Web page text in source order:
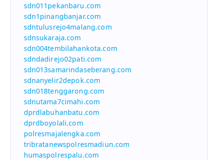
sdn011pekanbaru.com
sdn1pinangbanjar.com
sdntulusrejo4malang.com
sdnsukaraja.com
sdn004tembilahankota.com
sdndadirejo02pati.com
sdn013samarindaseberang.com
sdnanyelir2depok.com
sdn018tenggarong.com
sdnutama7cimahi.com
dprdlabuhanbatu.com
dprdboyolali.com
polresmajalengka.com
tribratanewspolresmadiun.com
humaspolrespalu.com